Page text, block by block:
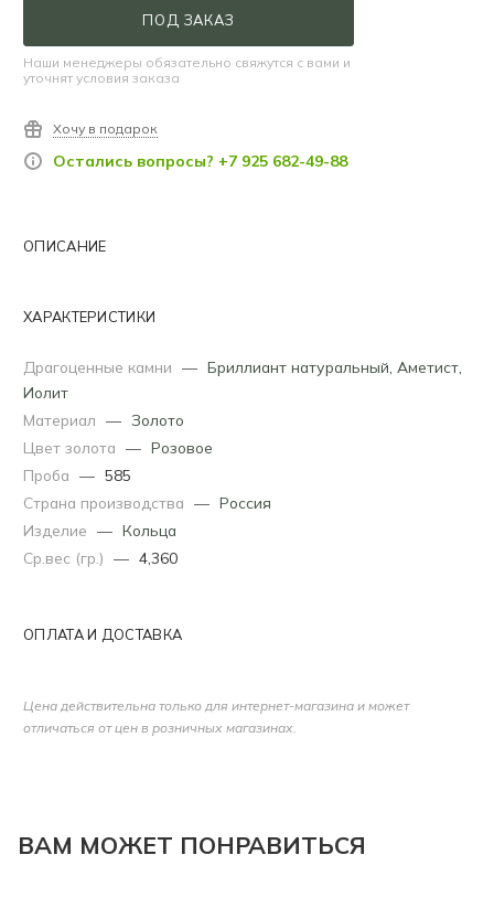
ПОД ЗАКАЗ
Наши менеджеры обязательно свяжутся с вами и
уточнят условия заказа
Хочу в подарок
Остались вопросы? +7 925 682-49-88
ОПИСАНИЕ
ХАРАКТЕРИСТИКИ
Драгоценные камни — Бриллиант натуральный Аметист
Иолит
Материал — Золото
Цвет золота — Розовое
Проба — 585
Страна производства — Россия
Изделие — Кольца
Ср.вес (гр.) — 4,360
ОПЛАТА И ДОСТАВКА
Цена действительна только для интернет-магазина и может
отличаться от цен в розничных магазинах.
ВАМ МОЖЕТ ПОНРАВИТЬСЯ